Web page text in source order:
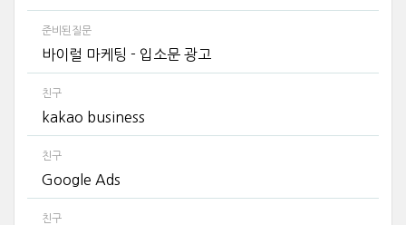
준비된질문
바이럴 마케팅 - 입소문 광고
친구
kakao business
친구
Google Ads
친구